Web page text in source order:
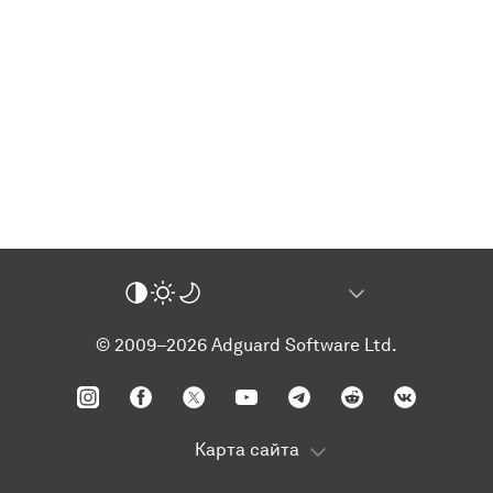
© 2009–2026 Adguard Software Ltd.
Карта сайта